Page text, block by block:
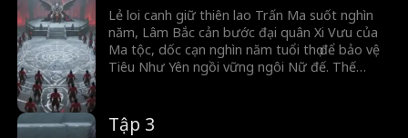
Lẻ loi canh giữ thiên lao Trấn Ma suốt nghìn
năm, Lâm Bắc cản bước đại quân Xi Vưu của
Ma tộc, dốc cạn nghìn năm tuổi thọ để bảo vệ
Tiêu Như Yên ngồi vững ngôi Nữ đế. Thế
quân, mà còn giáng hắn làm dân thường.
Tập 3